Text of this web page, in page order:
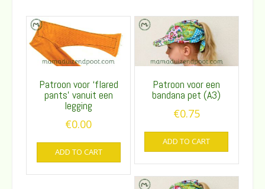
Patroon voor ‘flared
pants’ vanuit een
legging
€0.00
ADD TO CART
Patroon voor een
bandana pet (A3)
€0.75
ADD TO CART